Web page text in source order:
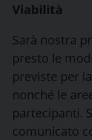
Viabilità
Sarà nostra
presto le
previste per
nonché le
partecipanti.
comunicato